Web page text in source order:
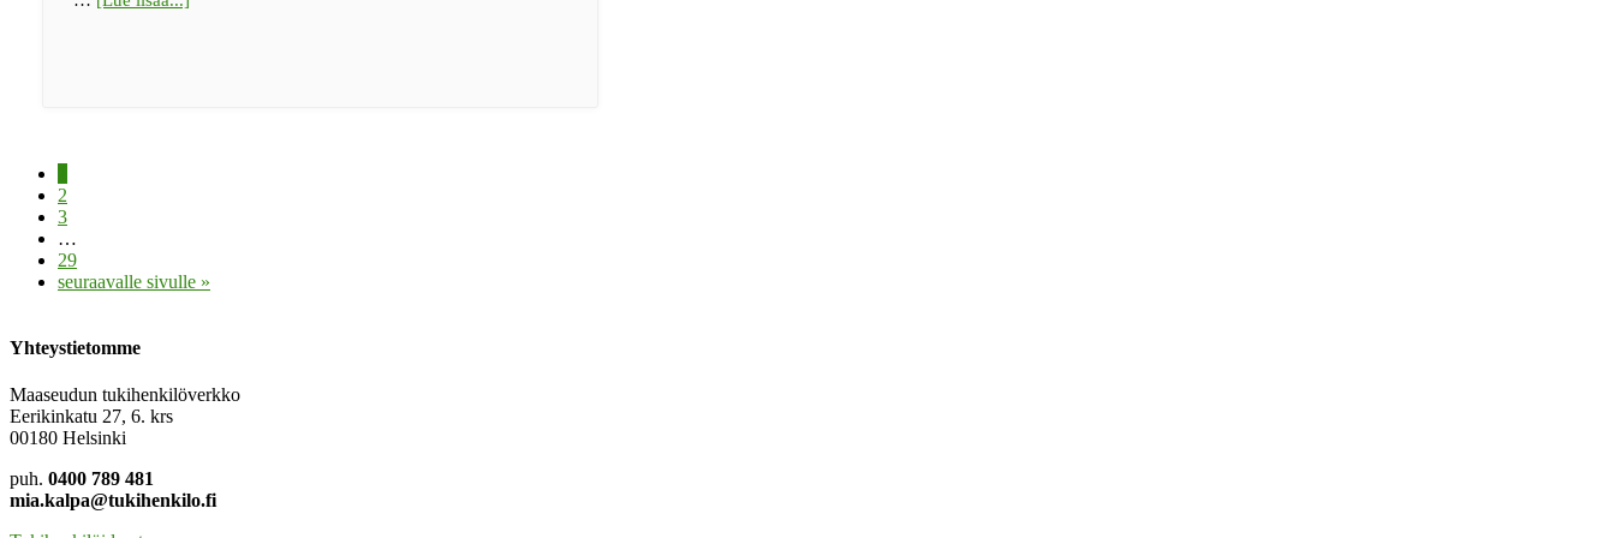
Sivu
2
Sivu
3
jätetty
pois
…
Sivu
29
Siirry
seuraavalle sivulle »
Yhteystietomme
Maaseudun tukihenkilöverkko
Eerikinkatu 27, 6. krs
00180 Helsinki
puh. 0400 789 481
mia.kalpa@tukihenkilo.fi